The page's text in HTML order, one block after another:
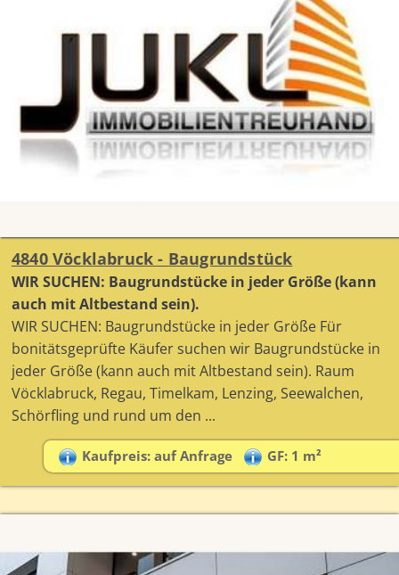
4840 Vöcklabruck - Baugrundstück
WIR SUCHEN: Baugrundstücke in jeder Größe (kann
auch mit Altbestand sein).
WIR SUCHEN: Baugrundstücke in jeder Größe Für
bonitätsgeprüfte Käufer suchen wir Baugrundstücke in
jeder Größe (kann auch mit Altbestand sein). Raum
Vöcklabruck, Regau, Timelkam, Lenzing, Seewalchen,
Schörfling und rund um den ...
Kaufpreis: auf Anfrage GF: 1 m²